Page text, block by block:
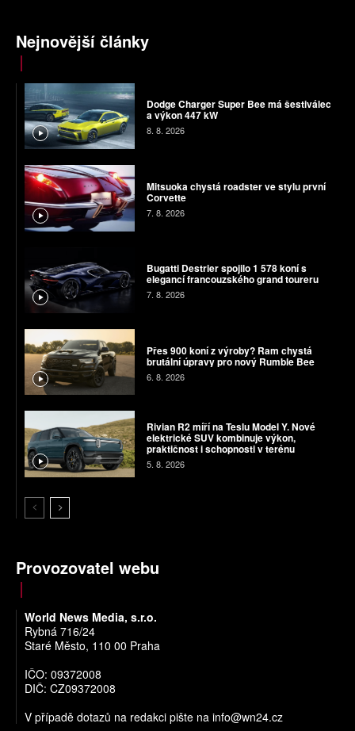
Nejnovější články
Dodge Charger Super Bee má šestiválec
a výkon 447 kW
8. 8. 2026
Mitsuoka chystá roadster ve stylu první
Corvette
7. 8. 2026
Bugatti Destrier spojilo 1 578 koní s
elegancí francouzského grand toureru
7. 8. 2026
Přes 900 koní z výroby? Ram chystá
brutální úpravy pro nový Rumble Bee
6. 8. 2026
Rivian R2 míří na Teslu Model Y. Nové
elektrické SUV kombinuje výkon,
praktičnost i schopnosti v terénu
5. 8. 2026
Provozovatel webu
World News Media, s.r.o.
Rybná 716/24
Staré Město, 110 00 Praha
IČO: 09372008
DIČ: CZ09372008
V případě dotazů na redakci pište na info@wn24.cz